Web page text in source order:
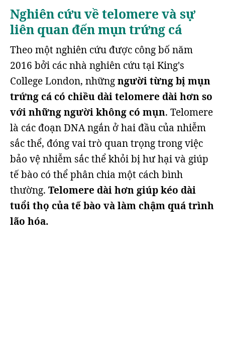
Nghiên cứu về telomere và sự
liên quan đến mụn trứng cá
Theo một nghiên cứu được công bố năm
2016 bởi các nhà nghiên cứu tại King's
College London, nhữngngười từng bị mụn
trứng cá có chiều dài telomere dài hơn so
với những người không có mụn. Telomere
là các đoạn DNA ngắn ở hai đầu của nhiễm
sắc thể, đóng vai trò quan trọng trong việc
bảo vệ nhiễm sắc thể khỏi bị hư hại và giúp
tế bào có thể phân chia một cách bình
thường. Telomere dài hơn giúp kéo dài
tuổi thọ của tế bào và làm chậm quá trình
lão hóa.